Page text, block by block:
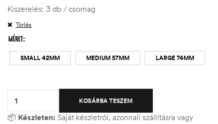
Kiszerelés: 3 db / csomag
MÉRET:
SMALL 42MM MEDIUM 57MM LARGE 74MM
Törlés
KOSÁRBA TESZEM
📦 Készleten: Saját készletről, azonnali szállításra vagy